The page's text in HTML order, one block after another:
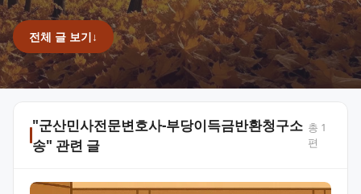
전체 글 보기↓
"군산민사전문변호사-부당이득금반환청구소
송" 관련 글
총 1
편